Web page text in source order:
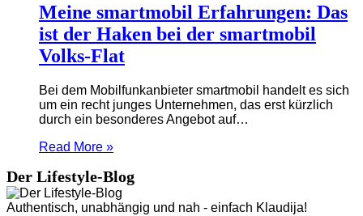
Meine smartmobil Erfahrungen: Das
ist der Haken bei der smartmobil
Volks-Flat
Bei dem Mobilfunkanbieter smartmobil handelt es sich
um ein recht junges Unternehmen, das erst kürzlich
durch ein besonderes Angebot auf…
Read More »
Der Lifestyle-Blog
Authentisch, unabhängig und nah - einfach Klaudija!